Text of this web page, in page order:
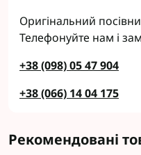
Оригінальний
Телефонуйте нам і
+38 (098) 05 47 904
+38 (066) 14 04 175
Рекомендовані